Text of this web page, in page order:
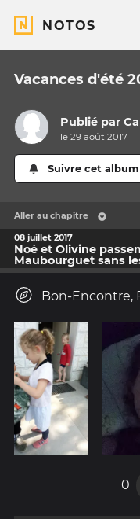
NOTOS
Vacances d'été
Publié par
le 29 août 2017
Suivre cet album
Aller au chapitre
08 juillet 2017
Noé et Olivine
Maubourguet sans
Bon-Encontre,
0